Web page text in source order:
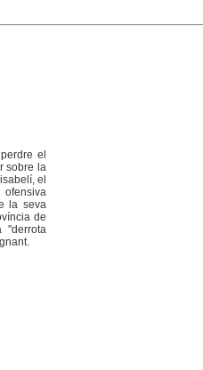
el
sobre la
el
ofensiva
la seva
de
"derrota